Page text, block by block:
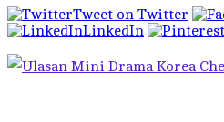
Tweet on Twitter
LinkedIn